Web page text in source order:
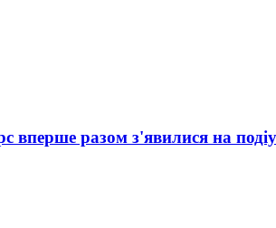
вперше разом з'явилися на